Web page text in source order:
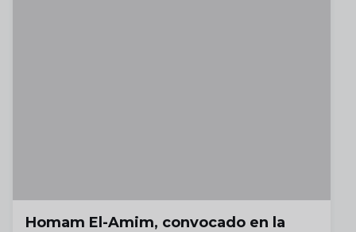
Homam El-Amim, convocado en la